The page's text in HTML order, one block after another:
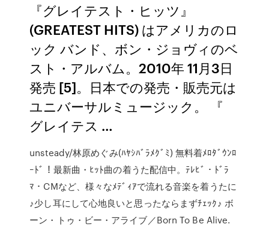
『グレイテスト・ヒッツ』
(GREATEST HITS) はアメリカのロ
ック バンド、ボン・ジョヴィのベ
スト・アルバム。2010年 11月3日
発売 [5]。日本での発売・販売元は
ユニバーサルミュージック。 『
グレイテス …
unsteady/林原めぐみ(ﾊﾔｼﾊﾞﾗﾒｸﾞﾐ) 無料着ﾒﾛﾀﾞｳﾝﾛ
ｰﾄﾞ！最新曲・ﾋｯﾄ曲の着うた配信中。ﾃﾚﾋﾞ・ﾄﾞﾗ
ﾏ・CMなど、様々なﾒﾃﾞｨｱで流れる音楽を着うたに
♪少し耳にして心地良いと思ったならまずﾁｪｯｸ♪ ボ
ーン・トゥ・ビー・アライブ／Born To Be Alive.